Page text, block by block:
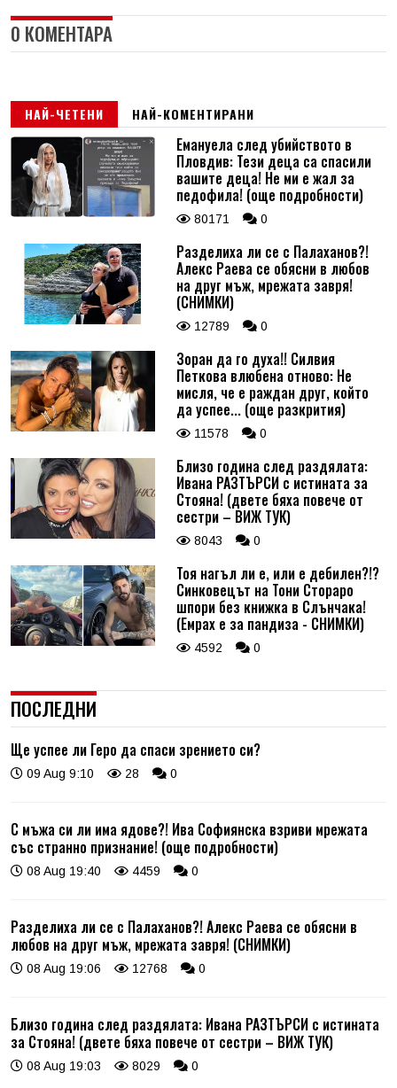
0 КОМЕНТАРА
НАЙ-ЧЕТЕНИ НАЙ-КОМЕНТИРАНИ
Емануела след убийството в
Пловдив: Тези деца са спасили
вашите деца! Не ми е жал за
педофила! (още подробности)
80171 0
Разделиха ли се с Палаханов?!
Алекс Раева се обясни в любов
на друг мъж, мрежата завря!
(СНИМКИ)
12789 0
Зоран да го духа!! Силвия
Петкова влюбена отново: Не
мисля, че е раждан друг, който
да успее... (още разкрития)
11578 0
Близо година след раздялата:
Ивана РАЗТЪРСИ с истината за
Стояна! (двете бяха повече от
сестри – ВИЖ ТУК)
8043 0
Тоя нагъл ли е, или е дебилен?!?
Синковецът на Тони Стораро
шпори без книжка в Слънчака!
(Емрах е за пандиза - СНИМКИ)
4592 0
ПОСЛЕДНИ
Ще успее ли Геро да спаси зрението си?
09 Aug 9:10 28 0
С мъжа си ли има ядове?! Ива Софиянска взриви мрежата
със странно признание! (още подробности)
08 Aug 19:40 4459 0
Разделиха ли се с Палаханов?! Алекс Раева се обясни в
любов на друг мъж, мрежата завря! (СНИМКИ)
08 Aug 19:06 12768 0
Близо година след раздялата: Ивана РАЗТЪРСИ с истината
за Стояна! (двете бяха повече от сестри – ВИЖ ТУК)
08 Aug 19:03 8029 0